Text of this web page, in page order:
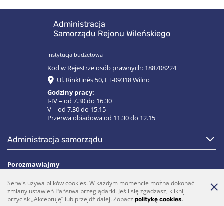
Administracja
Samorządu Rejonu Wileńskiego
Instytucja budżetowa
Kod w Rejestrze osób prawnych: 188708224
Ul. Rinktinės 50, LT-09318 Wilno
Godziny pracy:
I-IV – od 7.30 do 16.30
V – od 7.30 do 15.15
Przerwa obiadowa od 11.30 do 12.15
administracja samorządu
Porozmawiajmy
(0 5)  275 1990 vrsa@vrsa.lt
Facebook Youtube
Serwis używa plików cookies. W każdym momencie można dokonać
zmiany ustawień Państwa przeglądarki. Jeśli się zgadzasz, kliknij
przycisk „Akceptuję” lub przejdź dalej. Zobacz politykę cookies.